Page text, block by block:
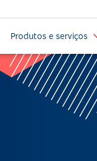
Produtos e serviços